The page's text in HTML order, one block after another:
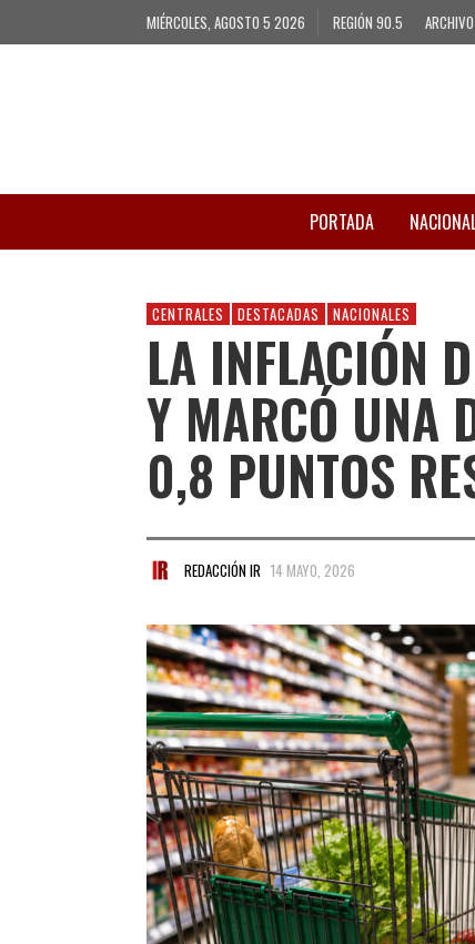
MIÉRCOLES, AGOSTO 5 2026 REGIÓN 90.5
PORTADA
CENTRALES DESTACADAS NACIONALES
LA INFLACIÓN
Y MARCÓ UNA
0,8 PUNTOS
REDACCIÓN IR 14 MAYO, 2026